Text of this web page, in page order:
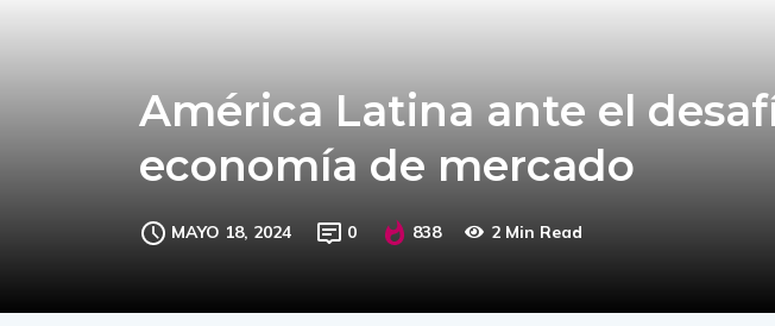
América Latina ante el
economía de mercado
MAYO 18, 2024 0 838 2 Min Read